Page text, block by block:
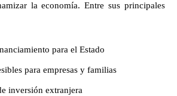
la economía. Entre sus principales
para el Estado
para empresas y familias
inversión extranjera